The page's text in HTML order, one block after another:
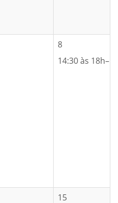
8
14:30 às 18h–
15